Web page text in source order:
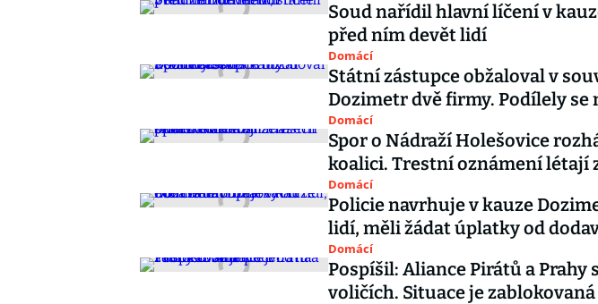
Soud nařídil hlavní líčení v
před ním devět lidí
Domácí
Státní zástupce obžaloval v
Dozimetr dvě firmy. Podílely
Domácí
Spor o Nádraží Holešovice
koalici. Trestní oznámení létají
Domácí
Policie navrhuje v kauze
lidí, měli žádat úplatky od
Domácí
Pospíšil: Aliance Pirátů a Prahy
voličích. Situace je zablokovaná